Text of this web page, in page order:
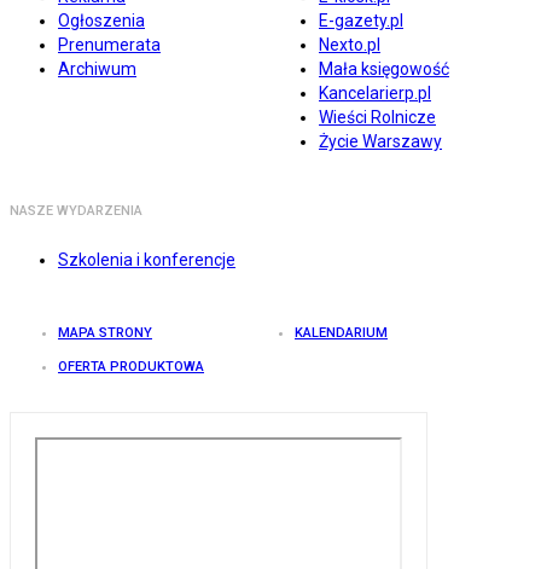
Ogłoszenia
Prenumerata
Archiwum
E-gazety.pl
Nexto.pl
Mała księgowość
Kancelarierp.pl
Wieści Rolnicze
Życie Warszawy
NASZE WYDARZENIA
Szkolenia i konferencje
MAPA STRONY KALENDARIUM
OFERTA PRODUKTOWA